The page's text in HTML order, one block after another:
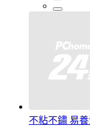
不粘不鏽 易